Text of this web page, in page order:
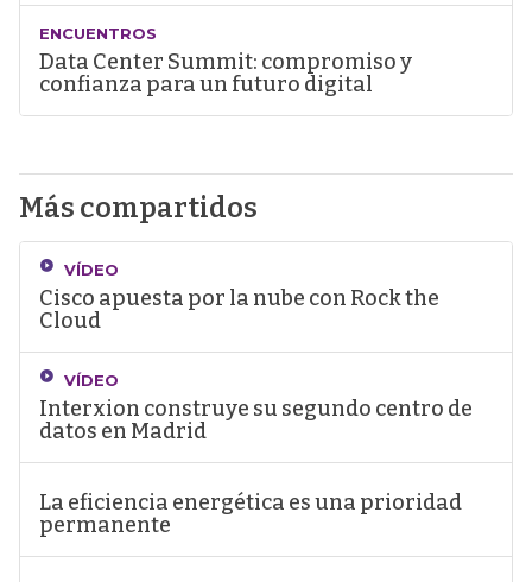
ENCUENTROS
Data Center Summit: compromiso y
confianza para un futuro digital
Más compartidos
VÍDEO
Cisco apuesta por la nube con Rock the
Cloud
VÍDEO
Interxion construye su segundo centro de
datos en Madrid
La eficiencia energética es una prioridad
permanente